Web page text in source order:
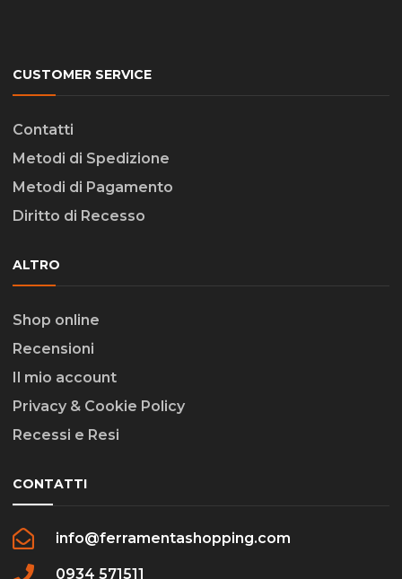
CUSTOMER SERVICE
Contatti
Metodi di Spedizione
Metodi di Pagamento
Diritto di Recesso
ALTRO
Shop online
Recensioni
Il mio account
Privacy & Cookie Policy
Recessi e Resi
CONTATTI
info@ferramentashopping.com
0934 571511